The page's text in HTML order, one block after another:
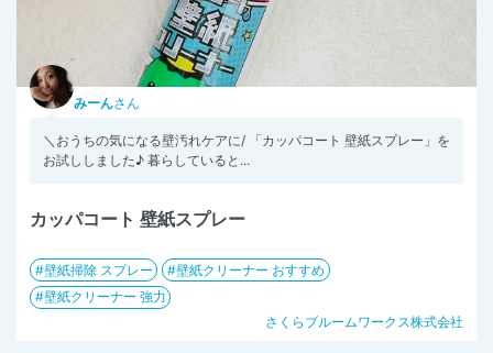
みーんさん
＼おうちの気になる壁汚れケアに/ 「カッパコート 壁紙スプレー」を
お試ししました♪ 暮らしていると...
カッパコート 壁紙スプレー
壁紙掃除 スプレー
壁紙クリーナー おすすめ
壁紙クリーナー 強力
さくらブルームワークス株式会社